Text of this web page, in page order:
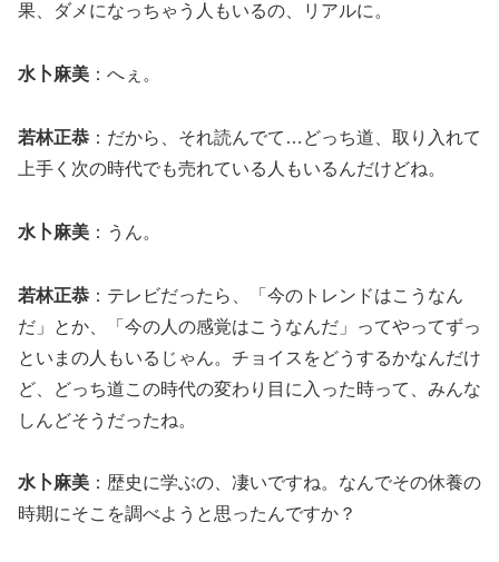
果、ダメになっちゃう人もいるの、リアルに。
水卜麻美 ：へぇ。
若林正恭 ：だから、それ読んでて…どっち道、取り入れて
上手く次の時代でも売れている人もいるんだけどね。
水卜麻美 ：うん。
若林正恭 ：テレビだったら、「今のトレンドはこうなん
だ」とか、「今の人の感覚はこうなんだ」ってやってずっ
といまの人もいるじゃん。チョイスをどうするかなんだけ
ど、どっち道この時代の変わり目に入った時って、みんな
しんどそうだったね。
水卜麻美 ：歴史に学ぶの、凄いですね。なんでその休養の
時期にそこを調べようと思ったんですか？